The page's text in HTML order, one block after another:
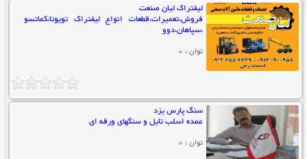
لیفتراک لیان صنعت
فروش،تعمیرات،قطعات انواع لیفتراک تویوتا،کماتسو
،سپاهان،دوو
توان : 0
سنگ پارس یزد
عمده اسلب تایل و سنگهای ورقه ای
توان : 0